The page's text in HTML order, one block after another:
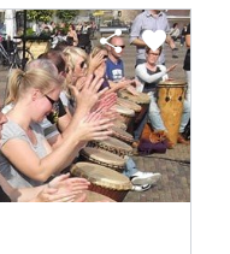
share favorite